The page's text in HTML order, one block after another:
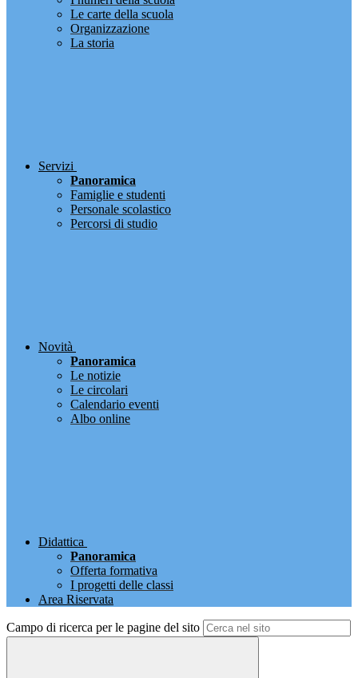
Le carte della scuola
Organizzazione
La storia
Servizi
Panoramica
Famiglie e studenti
Personale scolastico
Percorsi di studio
Novità
Panoramica
Le notizie
Le circolari
Calendario eventi
Albo online
Didattica
Panoramica
Offerta formativa
I progetti delle classi
Area Riservata
Campo di ricerca per le pagine del sito